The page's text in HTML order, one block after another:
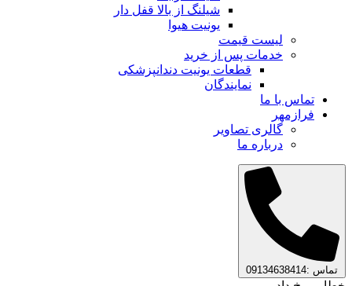
شیلنگ از بالا قفل دار
یونیت هیوا
لیست قیمت
خدمات پس از خرید
قطعات یونیت دندانپزشکی
نمایندگان
تماس با ما
فرازمهر
گالری تصاویر
درباره ما
تماس :09134638414